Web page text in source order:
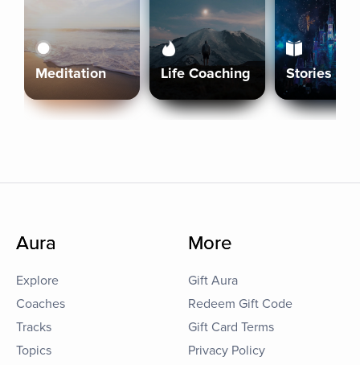
Meditation Life Coaching Stories
Aura
Explore
Coaches
Tracks
Topics
More
Gift Aura
Redeem Gift Code
Gift Card Terms
Privacy Policy